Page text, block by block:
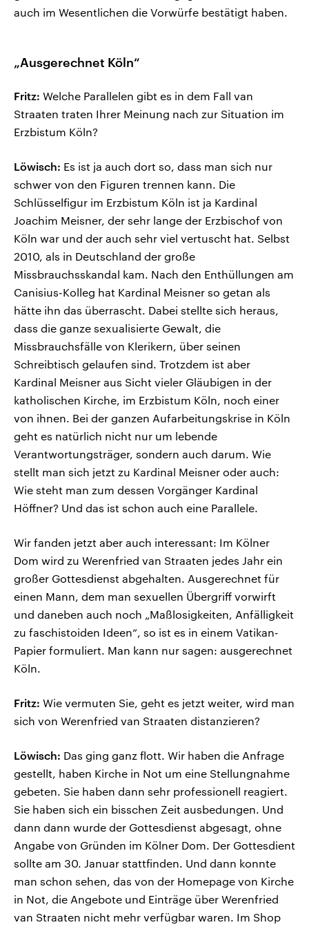
auch im Wesentlichen die Vorwürfe bestätigt haben.
„Ausgerechnet Köln“
Fritz: Welche Parallelen gibt es in dem Fall van
Straaten traten Ihrer Meinung nach zur Situation im
Erzbistum Köln?
Löwisch: Es ist ja auch dort so, dass man sich nur
schwer von den Figuren trennen kann. Die
Schlüsselfigur im Erzbistum Köln ist ja Kardinal
Joachim Meisner, der sehr lange der Erzbischof von
Köln war und der auch sehr viel vertuscht hat. Selbst
2010, als in Deutschland der große
Missbrauchsskandal kam. Nach den Enthüllungen am
Canisius-Kolleg hat Kardinal Meisner so getan als
hätte ihn das überrascht. Dabei stellte sich heraus,
dass die ganze sexualisierte Gewalt, die
Missbrauchsfälle von Klerikern, über seinen
Schreibtisch gelaufen sind. Trotzdem ist aber
Kardinal Meisner aus Sicht vieler Gläubigen in der
katholischen Kirche, im Erzbistum Köln, noch einer
von ihnen. Bei der ganzen Aufarbeitungskrise in Köln
geht es natürlich nicht nur um lebende
Verantwortungsträger, sondern auch darum. Wie
stellt man sich jetzt zu Kardinal Meisner oder auch:
Wie steht man zum dessen Vorgänger Kardinal
Höffner? Und das ist schon auch eine Parallele.
Wir fanden jetzt aber auch interessant: Im Kölner
Dom wird zu Werenfried van Straaten jedes Jahr ein
großer Gottesdienst abgehalten. Ausgerechnet für
einen Mann, dem man sexuellen Übergriff vorwirft
und daneben auch noch „Maßlosigkeiten, Anfälligkeit
zu faschistoiden Ideen“, so ist es in einem Vatikan-
Papier formuliert. Man kann nur sagen: ausgerechnet
Köln.
Fritz: Wie vermuten Sie, geht es jetzt weiter, wird man
sich von Werenfried van Straaten distanzieren?
Löwisch: Das ging ganz flott. Wir haben die Anfrage
gestellt, haben Kirche in Not um eine Stellungnahme
gebeten. Sie haben dann sehr professionell reagiert.
Sie haben sich ein bisschen Zeit ausbedungen. Und
dann dann wurde der Gottesdienst abgesagt, ohne
Angabe von Gründen im Kölner Dom. Der Gottesdient
sollte am 30. Januar stattfinden. Und dann konnte
man schon sehen, das von der Homepage von Kirche
in Not, die Angebote und Einträge über Werenfried
van Straaten nicht mehr verfügbar waren. Im Shop